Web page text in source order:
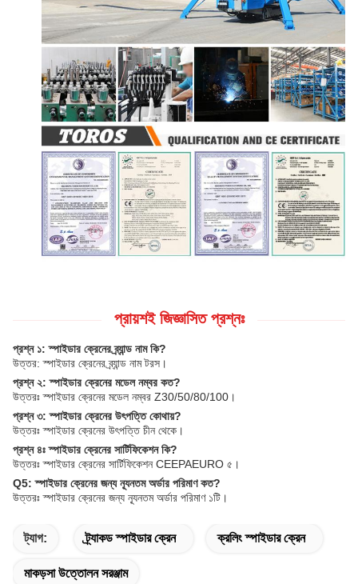
প্রায়শই জিজ্ঞাসিত প্রশ্নঃ
প্রশ্ন ১: স্পাইডার ক্রেনের ব্র্যান্ড নাম কি?
উত্তর: স্পাইডার ক্রেনের ব্র্যান্ড নাম টরস।
প্রশ্ন ২: স্পাইডার ক্রেনের মডেল নম্বর কত?
উত্তরঃ স্পাইডার ক্রেনের মডেল নম্বর Z30/50/80/100।
প্রশ্ন ৩: স্পাইডার ক্রেনের উৎপত্তি কোথায়?
উত্তরঃ স্পাইডার ক্রেনের উৎপত্তি চীন থেকে।
প্রশ্ন ৪ঃ স্পাইডার ক্রেনের সার্টিফিকেশন কি?
উত্তরঃ স্পাইডার ক্রেনের সার্টিফিকেশন CEEPAEURO ৫।
Q5: স্পাইডার ক্রেনের জন্য ন্যূনতম অর্ডার পরিমাণ কত?
উত্তরঃ স্পাইডার ক্রেনের জন্য ন্যূনতম অর্ডার পরিমাণ ১টি।
ট্যাগ: ট্র্যাকড স্পাইডার ক্রেন ক্রলিং স্পাইডার ক্রেন
মাকড়সা উত্তোলন সরঞ্জাম